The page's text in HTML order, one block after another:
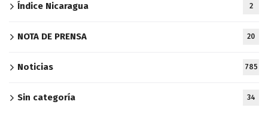
Índice Nicaragua 2
NOTA DE PRENSA 20
Noticias 785
Sin categoría 34